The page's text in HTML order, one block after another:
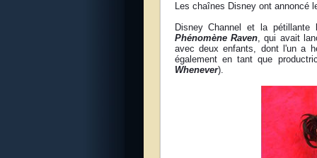
Les chaînes Disney ont annoncé
Disney Channel et la pétillante
Phénomène Raven, qui avait
avec deux enfants, dont l'un a
également en tant que
Whenever).